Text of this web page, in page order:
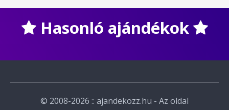
Hasonló ajándékok
© 2008-2026 :: ajandekozz.hu - Az oldal